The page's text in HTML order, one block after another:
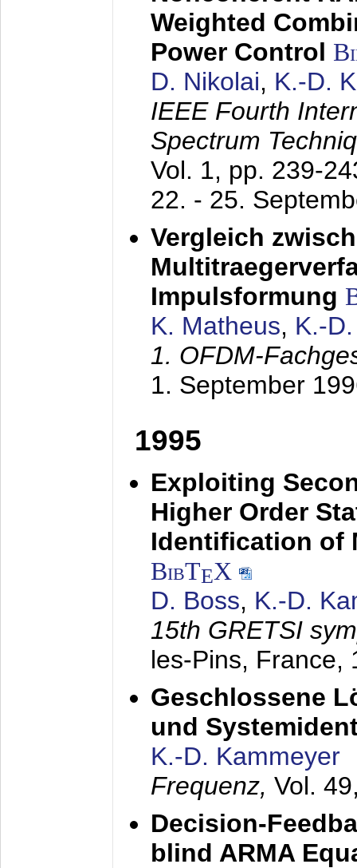
Weighted
Power Control
D. Nikolai, K.-D.
IEEE Fourth
Spectrum
Vol. 1, pp. 239-
22. - 25.
Vergleich
Impulsformung
K. Matheus, K.-
1. OFDM-
1. September
1995
Exploiting
Higher Order
Identification of
BibTEX
D. Boss, K.-D.
15th GRETSI
les-Pins, France,
Geschlossene
und
K.-D. Kammeyer
Frequenz, Vol.
Decision-
blind ARMA